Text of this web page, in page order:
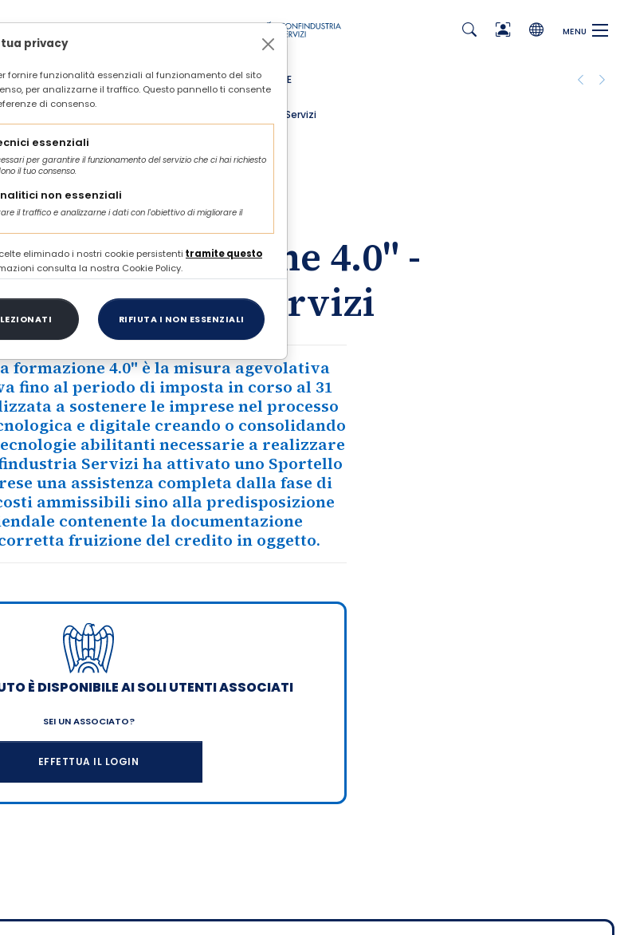
MENU
DEL CENTRO ITALIA VERSO LA CNE 2026 - ROMA, 6 OTTOBRE
d'imposta formazione 4.0" - Sportello Confindustria Servizi
GIOVEDÌ 16 FEBBRAIO 2023
formazione 4.0" -
Servizi
formazione 4.0" è la misura agevolativa
fino al periodo di imposta in corso al 31
a sostenere le imprese nel processo
e digitale creando o consolidando
abilitanti necessarie a realizzare
Servizi ha attivato uno Sportello
una assistenza completa dalla fase di
ammissibili sino alla predisposizione
contenente la documentazione
fruizione del credito in oggetto.
È DISPONIBILE AI SOLI UTENTI ASSOCIATI
SEI UN ASSOCIATO?
EFFETTUA IL LOGIN
tua privacy
fornire funzionalità essenziali al funzionamento del sito
per analizzarne il traffico. Questo pannello ti consente
di consenso.
essenziali
per garantire il funzionamento del servizio che ci hai richiesto
il tuo consenso.
non essenziali
il traffico e analizzarne i dati con l'obiettivo di migliorare il
eliminado i nostri cookie persistenti tramite questo
consulta la nostra Cookie Policy.
RIFIUTA I NON ESSENZIALI